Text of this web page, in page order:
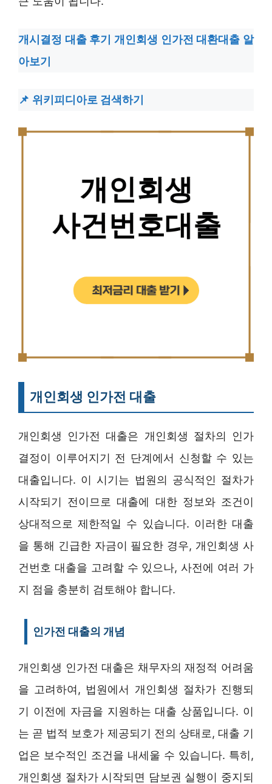
개시결정 대출 후기 개인회생 인가전 대환대출 알
아보기
위키피디아로 검색하기
개인회생 인가전 대출
개인회생 인가전 대출은 개인회생 절차의 인가
결정이 이루어지기 전 단계에서 신청할 수 있는
대출입니다. 이 시기는 법원의 공식적인 절차가
시작되기 전이므로 대출에 대한 정보와 조건이
상대적으로 제한적일 수 있습니다. 이러한 대출
을 통해 긴급한 자금이 필요한 경우, 개인회생 사
건번호 대출을 고려할 수 있으나, 사전에 여러 가
지 점을 충분히 검토해야 합니다.
인가전 대출의 개념
개인회생 인가전 대출은 채무자의 재정적 어려움
을 고려하여, 법원에서 개인회생 절차가 진행되
기 이전에 자금을 지원하는 대출 상품입니다. 이
는 곧 법적 보호가 제공되기 전의 상태로, 대출 기
업은 보수적인 조건을 내세울 수 있습니다. 특히,
개인회생 절차가 시작되면 담보권 실행이 중지되